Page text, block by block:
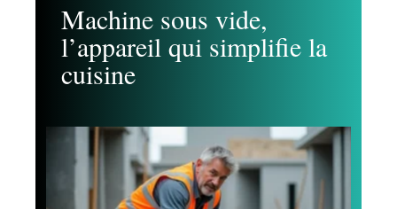
Machine sous vide,
l’appareil qui simplifie la
cuisine